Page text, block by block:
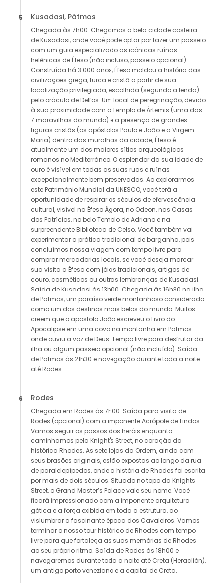
5 Kusadasi, Pátmos
Chegada às 7h00. Chegamos a bela cidade costeira
de Kusadasi, onde você pode optar por fazer um passeio
com um guia especializado as icônicas ruínas
helênicas de Éfeso (não incluso, passeio opcional).
Construída há 3.000 anos, Éfeso moldou a história das
civilizações grega, turca e cristã a partir de sua
localização privilegiada, escolhida (segundo a lenda)
pelo oráculo de Delfos. Um local de peregrinação, devido
à sua proximidade com o Templo de Ártemis (uma das
7 maravilhas do mundo) e a presença de grandes
figuras cristãs (os apóstolos Paulo e João e a Virgem
Maria) dentro das muralhas da cidade, Éfeso é
atualmente um dos maiores sítios arqueológicos
romanos no Mediterrâneo. O esplendor da sua idade de
ouro é visível em todas as suas ruas e ruínas
excepcionalmente bem preservadas. Ao explorarmos
este Patrimônio Mundial da UNESCO, você terá a
oportunidade de respirar os séculos de efervescência
cultural, visível na Éfeso Ágora, no Odeon, nas Casas
dos Patrícios, no belo Templo de Adriano e na
surpreendente Biblioteca de Celso. Você também vai
experimentar a prática tradicional de barganha, pois
concluímos nossa viagem com tempo livre para
comprar mercadorias locais, se você deseja marcar
sua visita a Éfeso com jóias tradicionais, artigos de
couro, cosméticos ou outras lembranças de Kusadasi.
Saída de Kusadasi às 13h00. Chegada às 16h30 na ilha
de Patmos, um paraíso verde montanhoso considerado
como um dos destinos mais belos do mundo. Muitos
creem que o apostolo João escreveu o Livro do
Apocalipse em uma cova na montanha em Patmos
onde ouviu a voz de Deus. Tempo livre para desfrutar da
ilha ou algum passeio opcional (não incluído). Saída
de Patmos às 21h30 e navegação durante toda a noite
até Rodes.
6 Rodes
Chegada em Rodes às 7h00. Saída para visita de
Rodes (opcional) com a imponente Acrópole de Lindos.
Vamos seguir os passos dos heróis enquanto
caminhamos pela Knight's Street, no coração da
histórica Rhodes. As sete lojas da Ordem, ainda com
seus brasões originais, estão expostas ao longo da rua
de paralelepípedos, onde a história de Rhodes foi escrita
por mais de dois séculos. Situado no topo da Knights
Street, o Grand Master’s Palace vale seu nome. Você
ficará impressionado com a imponente arquitetura
gótica e a força exibida em toda a estrutura, ao
vislumbrar a fascinante época dos Cavaleiros. Vamos
terminar o nosso tour histórico de Rhodes com tempo
livre para que fortaleça as suas memórias de Rhodes
ao seu próprio ritmo. Saída de Rodes às 18h00 e
navegaremos durante toda a noite até Creta (Heraclión),
um antigo porto veneziano e a capital de Creta.